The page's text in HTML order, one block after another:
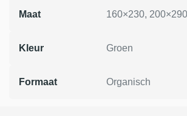
Maat 160×230,
Kleur Groen
Formaat Organisch